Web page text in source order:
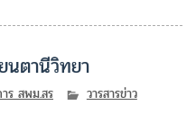
นตานีวิทยา
ร สพม.สร
วารสารข่าว